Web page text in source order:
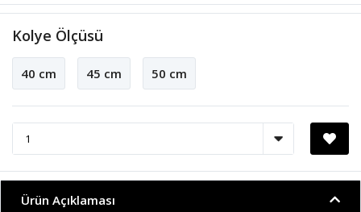
Kolye Ölçüsü
40 cm 45 cm 50 cm
Ürün Açıklaması